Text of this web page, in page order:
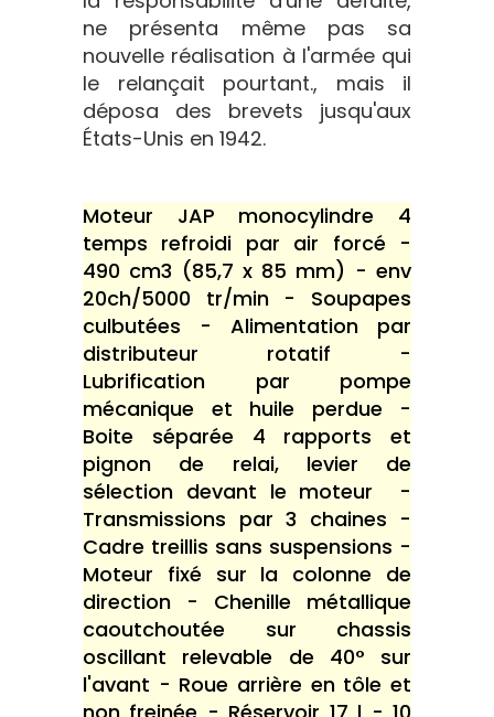
ne présenta même pas sa
nouvelle réalisation à l'armée qui
le relançait pourtant., mais il
déposa des brevets jusqu'aux
États-Unis en 1942.
Moteur JAP monocylindre 4
temps refroidi par air forcé -
490 cm3 (85,7 x 85 mm) - env
20ch/5000 tr/min - Soupapes
culbutées - Alimentation par
distributeur rotatif -
Lubrification par pompe
mécanique et huile perdue -
Boite séparée 4 rapports et
pignon de relai, levier de
sélection devant le moteur -
Transmissions par 3 chaines -
Cadre treillis sans suspensions -
Moteur fixé sur la colonne de
direction - Chenille métallique
caoutchoutée sur chassis
oscillant relevable de 40° sur
l'avant - Roue arrière en tôle et